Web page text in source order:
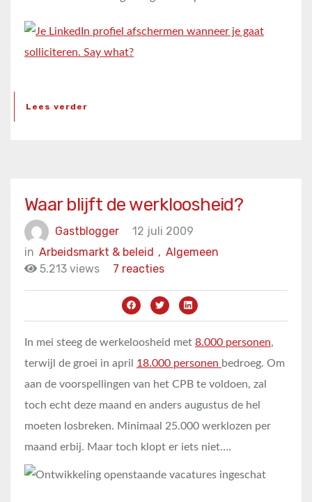
Lees verder
Waar blijft de werkloosheid?
Gastblogger
12 juli 2009
in
Algemeen
Arbeidsmarkt & beleid ,
5.213 views
7 reacties
In mei steeg de werkeloosheid met 8.000 personen,
terwijl de groei in april 18.000 personen bedroeg. Om
aan de voorspellingen van het CPB te voldoen, zal
toch echt deze maand en anders augustus de hel
moeten losbreken. Minimaal 25.000 werklozen per
maand erbij. Maar toch klopt er iets niet….